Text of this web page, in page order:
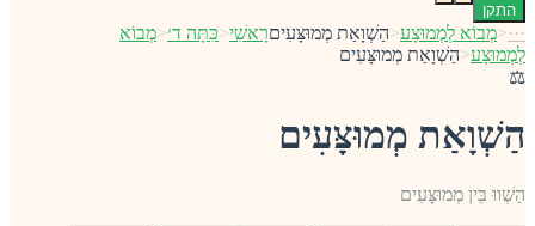
התקן
···
<מְבוֹא לְמְמוּצָע<הַשְׁוָאַת מְמוּצָּעִיםרָאשִׁי<כִּתָּה ד׳<מְבוֹא
לְמְמוּצָע<הַשְׁוָאַת מְמוּצָּעִים
⚖️
הַשְׁוָאַת מְמוּצָּעִים
הַשְׁווּ בֵּין מְמוּצָּעִים